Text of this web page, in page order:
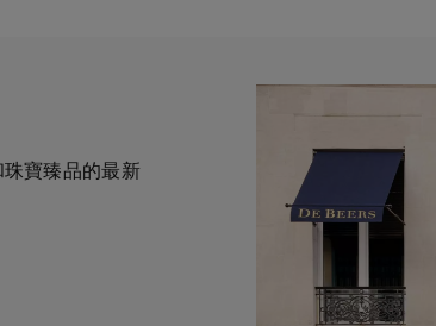
寶臻品的最新
連結的奢華珠
化的購物體
指導。
們的創意和工